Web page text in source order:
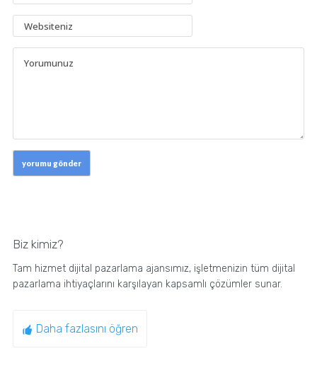
Biz kimiz?
Tam hizmet dijital pazarlama ajansımız, işletmenizin tüm dijital
pazarlama ihtiyaçlarını karşılayan kapsamlı çözümler sunar.
Daha fazlasını öğren